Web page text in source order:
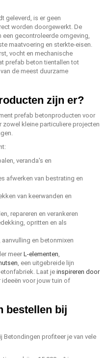
geleverd, is er geen
worden doorgewerkt. De
gecontroleerde omgeving,
maatvoering en sterkte-eisen.
vocht en mechanische
prefab beton tientallen tot
de meest duurzame
zijn er?
prefab betonproducten voor
kleine particuliere projecten
veranda's en
afwerken van bestrating en
van keerwanden en
repareren en verankeren
opritten en als
en betonmixen
meer L-elementen,
, een uitgebreide lijn
Laat je inspireren door
ideeën voor jouw tuin of
bestellen bij
profiteer je van vele